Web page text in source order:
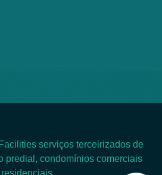
serviços terceirizados de
predial, condomínios comerciais